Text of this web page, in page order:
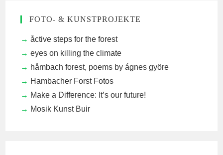
FOTO- & KUNSTPROJEKTE
åctive steps for the forest
eyes on killing the climate
håmbach forest, poems by ágnes györe
Hambacher Forst Fotos
Make a Difference: It’s our future!
Mosik Kunst Buir